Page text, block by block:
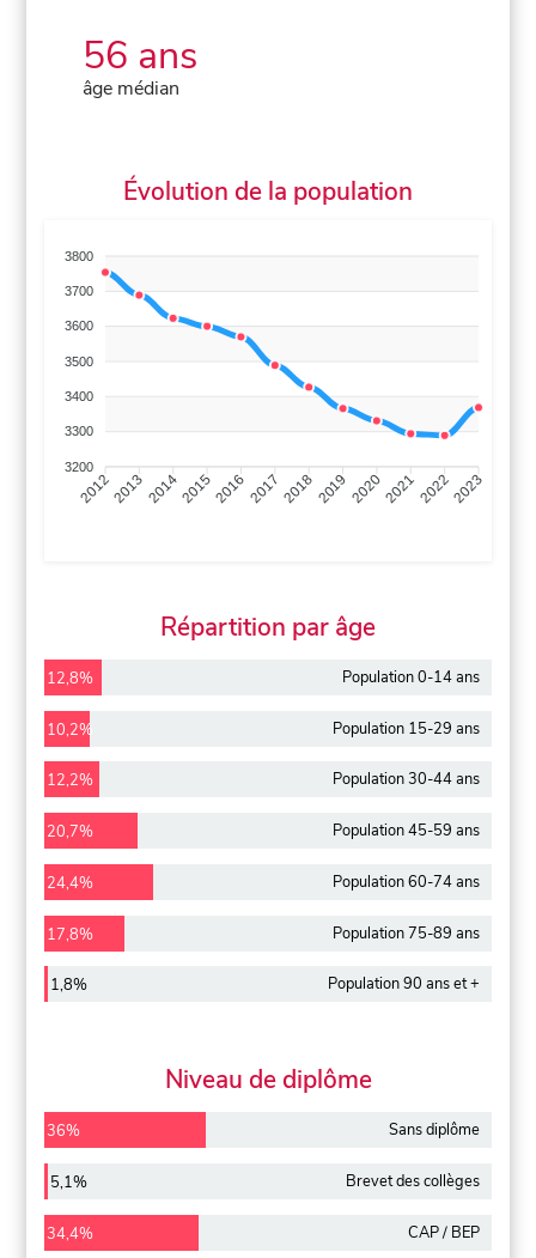
56 ans
âge médian
Évolution de la population
3800
3700
3600
3500
3400
3300
3200
201220132014201520162017 20182019 2020202120222023
Répartition par âge
12,8% Population 0-14 ans
10,2% Population 15-29 ans
12,2% Population 30-44 ans
20,7% Population 45-59 ans
24,4% Population 60-74 ans
17,8% Population 75-89 ans
1,8% Population 90 ans et +
Niveau de diplôme
36% Sans diplôme
5,1% Brevet des collèges
34,4% CAP / BEP